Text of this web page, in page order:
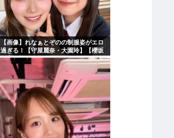
【画像】れなぁとぞのの制服姿がエロ
過ぎる！【守屋麗奈・大園玲】【櫻坂
46】